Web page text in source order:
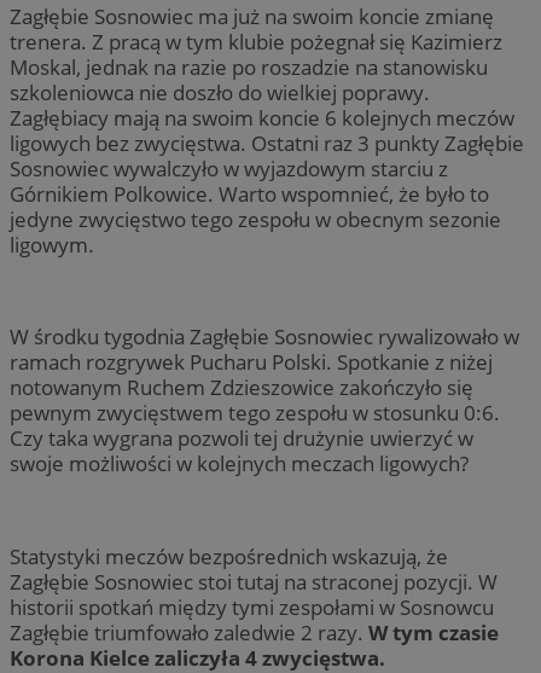
Zagłębie Sosnowiec ma już na swoim koncie zmianę
trenera. Z pracą w tym klubie pożegnał się Kazimierz
Moskal, jednak na razie po roszadzie na stanowisku
szkoleniowca nie doszło do wielkiej poprawy.
Zagłębiacy mają na swoim koncie 6 kolejnych meczów
ligowych bez zwycięstwa. Ostatni raz 3 punkty Zagłębie
Sosnowiec wywalczyło w wyjazdowym starciu z
Górnikiem Polkowice. Warto wspomnieć, że było to
jedyne zwycięstwo tego zespołu w obecnym sezonie
ligowym.
W środku tygodnia Zagłębie Sosnowiec rywalizowało w
ramach rozgrywek Pucharu Polski. Spotkanie z niżej
notowanym Ruchem Zdzieszowice zakończyło się
pewnym zwycięstwem tego zespołu w stosunku 0:6.
Czy taka wygrana pozwoli tej drużynie uwierzyć w
swoje możliwości w kolejnych meczach ligowych?
Statystyki meczów bezpośrednich wskazują, że
Zagłębie Sosnowiec stoi tutaj na straconej pozycji. W
historii spotkań między tymi zespołami w Sosnowcu
Zagłębie triumfowało zaledwie 2 razy. W tym czasie
Korona Kielce zaliczyła 4 zwycięstwa.